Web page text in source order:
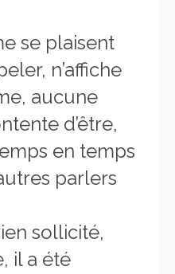
se plaisent
n’affiche
aucune
d’être,
en temps
parlers
sollicité,
il a été